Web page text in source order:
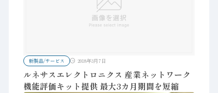
新製品/サービス 2018年3月7日
ルネサスエレクトロニクス 産業ネットワーク
機能評価キット提供 最大3カ月期間を短縮